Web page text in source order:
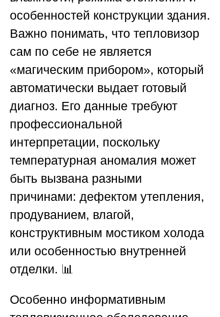
особенностей конструкции здания.
Важно понимать, что тепловизор
сам по себе не является
«магическим прибором», который
автоматически выдает готовый
диагноз. Его данные требуют
профессиональной
интерпретации, поскольку
температурная аномалия может
быть вызвана разными
причинами: дефектом утепления,
продуванием, влагой,
конструктивным мостиком холода
или особенностью внутренней
отделки. 📊
Особенно информативным